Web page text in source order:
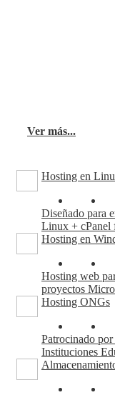
Ver más...
Hosting en
Diseñado para
Linux + cPanel
Hosting en
Hosting web
proyectos
Hosting ONGs
Patrocinado
Instituciones